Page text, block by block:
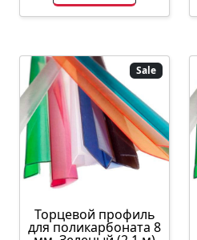
Sale
Торцевой профиль
для поликарбоната 8